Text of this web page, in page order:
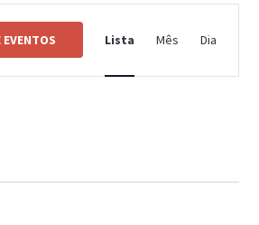
EVENTOS
do
Lista Mês Dia